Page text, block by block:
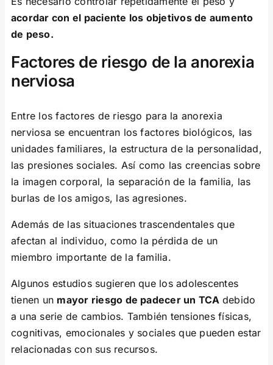
acordar con el paciente los objetivos de aumento
de peso.
Factores de riesgo de la anorexia
nerviosa
Entre los factores de riesgo para la anorexia
nerviosa se encuentran los factores biológicos, las
unidades familiares, la estructura de la personalidad,
las presiones sociales. Así como las creencias sobre
la imagen corporal, la separación de la familia, las
burlas de los amigos, las agresiones.
Además de las situaciones trascendentales que
afectan al individuo, como la pérdida de un
miembro importante de la familia.
Algunos estudios sugieren que los adolescentes
tienen un mayor riesgo de padecer un TCA debido
a una serie de cambios. También tensiones físicas,
cognitivas, emocionales y sociales que pueden estar
relacionadas con sus recursos.